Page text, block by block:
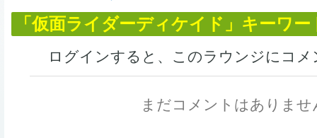
「仮面ライダーディケイド」キーワ
ログインすると、このラウンジにコ
まだコメントはありませ